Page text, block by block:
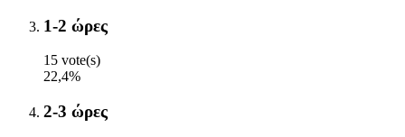
1-2 ώρες
15 vote(s)
22,4%
2-3 ώρες